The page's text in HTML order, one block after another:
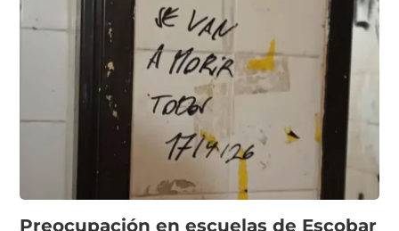
Preocupación en escuelas de Escobar